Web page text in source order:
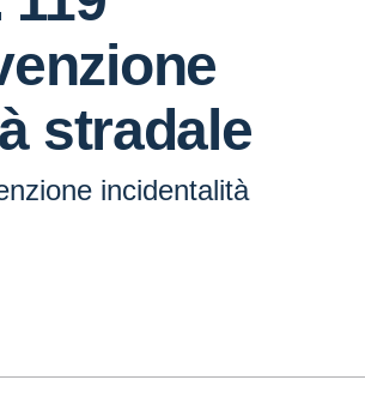
stradale
incidentalità